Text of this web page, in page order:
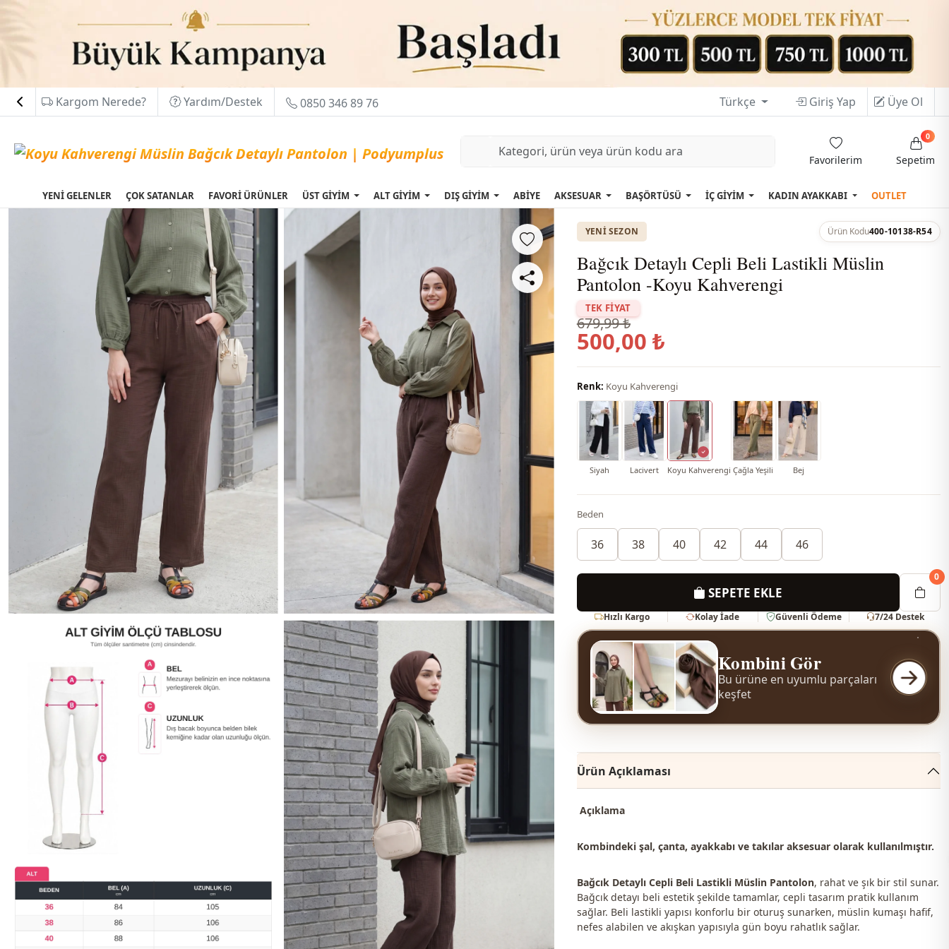
Kargom Nerede? Yardım/Destek 0850 346 89 76 Türkçe Giriş Yap Üye Ol
Favorilerim Sepetim
0
YENİ GELENLER ÇOK SATANLAR FAVORİ ÜRÜNLER ÜST GİYİM ALT GİYİM DIŞ GİYİM ABİYE AKSESUAR BAŞÖRTÜSÜ İÇ GİYİM KADIN AYAKKABI OUTLET
YENI SEZON Ürün Kodu400-10138-R54
Bağcık Detaylı Cepli Beli Lastikli Müslin
Pantolon -Koyu Kahverengi
TEK FİYAT
679,99 ₺
500,00 ₺
Renk: Koyu Kahverengi
Siyah Lacivert Koyu Kahverengi Çağla Yeşili Bej
Beden
36 38 40 42 44 46
SEPETE EKLE
0
Hızlı Kargo Kolay İade Güvenli Ödeme 7/24 Destek
Kombini Gör
Bu ürüne en uyumlu parçaları
keşfet
Ürün Açıklaması
Açıklama
Kombindeki şal, çanta, ayakkabı ve takılar aksesuar olarak kullanılmıştır.
Bağcık Detaylı Cepli Beli Lastikli Müslin Pantolon, rahat ve şık bir stil sunar.
Bağcık detayı beli estetik şekilde tamamlar, cepli tasarım pratik kullanım
sağlar. Beli lastikli yapısı konforlu bir oturuş sunarken, müslin kumaşı hafif,
nefes alabilen ve akışkan yapısıyla gün boyu rahatlık sağlar.